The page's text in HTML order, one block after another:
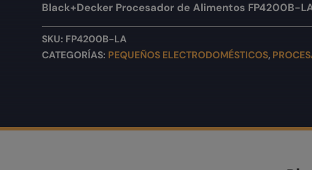
Black+Decker Procesador de Alimentos FP4200B-
SKU: FP4200B-LA
CATEGORÍAS: PEQUEÑOS ELECTRODOMÉSTICOS,